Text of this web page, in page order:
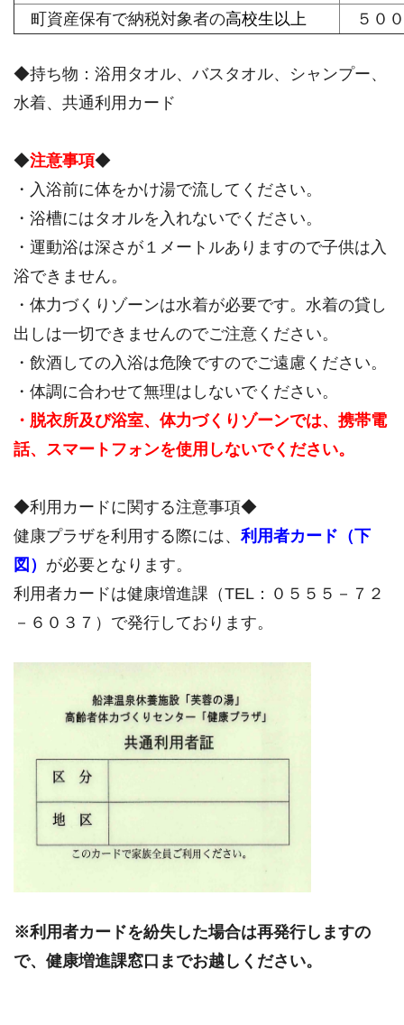
町資産保有で納税対象者の高校生以上 ５０
◆持ち物：浴用タオル、バスタオル、シャンプー、
水着、共通利用カード
◆注意事項◆
・入浴前に体をかけ湯で流してください。
・浴槽にはタオルを入れないでください。
・運動浴は深さが１メートルありますので子供は入
浴できません。
・体力づくりゾーンは水着が必要です。水着の貸し
出しは一切できませんのでご注意ください。
・飲酒しての入浴は危険ですのでご遠慮ください。
・体調に合わせて無理はしないでください。
・脱衣所及び浴室、体力づくりゾーンでは、携帯電
話、スマートフォンを使用しないでください。
◆利用カードに関する注意事項◆
健康プラザを利用する際には、利用者カード（下
図） が必要となります。
利用者カードは健康増進課（TEL：０５５５－７２
－６０３７）で発行しております。
※利用者カードを紛失した場合は再発行しますの
で、健康増進課窓口までお越しください。